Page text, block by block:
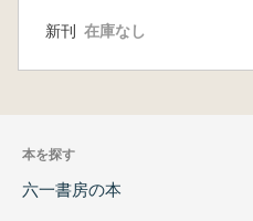
新刊 在庫なし
本を探す
六一書房の本